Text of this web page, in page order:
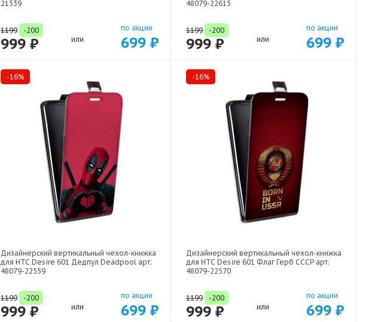
21539
1199 -200
999 ₽ или
по акции
699 ₽
48079-22615
1199 -200
999 ₽ или
по акции
699 ₽
-16%
Дизайнерский вертикальный чехол-книжка
для HTC Desire 601 Дедпул Deadpool арт:
48079-22559
1199 -200
999 ₽ или
по акции
699 ₽
-16%
Дизайнерский вертикальный чехол-книжка
для HTC Desire 601 Флаг Герб СССР арт:
48079-22570
1199 -200
999 ₽ или
по акции
699 ₽